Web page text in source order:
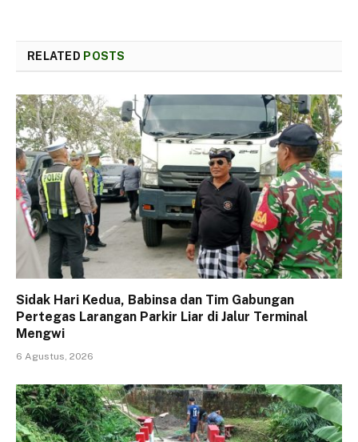
RELATED POSTS
Sidak Hari Kedua, Babinsa dan Tim Gabungan
Pertegas Larangan Parkir Liar di Jalur Terminal
Mengwi
6 Agustus, 2026